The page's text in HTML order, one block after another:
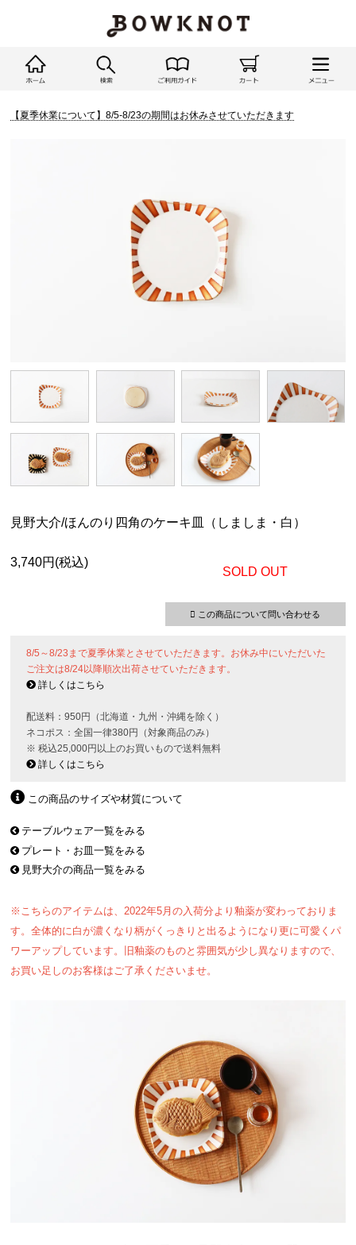
【夏季休業について】8/5-8/23の期間はお休みさせていただきます
見野大介/ほんのり四角のケーキ皿（しましま・白）
3,740円(税込)
SOLD OUT
この商品について問い合わせる
8/5～8/23まで夏季休業とさせていただきます。お休み中にいただいた
ご注文は8/24以降順次出荷させていただきます。
詳しくはこちら
配送料：950円（北海道・九州・沖縄を除く）
ネコポス：全国一律380円（対象商品のみ）
※ 税込25,000円以上のお買いもので送料無料
詳しくはこちら
この商品のサイズや材質について
テーブルウェア一覧をみる
プレート・お皿一覧をみる
見野大介の商品一覧をみる
※こちらのアイテムは、2022年5月の入荷分より釉薬が変わっておりま
す。全体的に白が濃くなり柄がくっきりと出るようになり更に可愛くパ
ワーアップしています。旧釉薬のものと雰囲気が少し異なりますので、
お買い足しのお客様はご了承くださいませ。